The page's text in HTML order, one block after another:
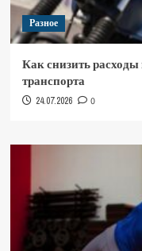
Разное
Как снизить
транспорта
24.07.2026 0